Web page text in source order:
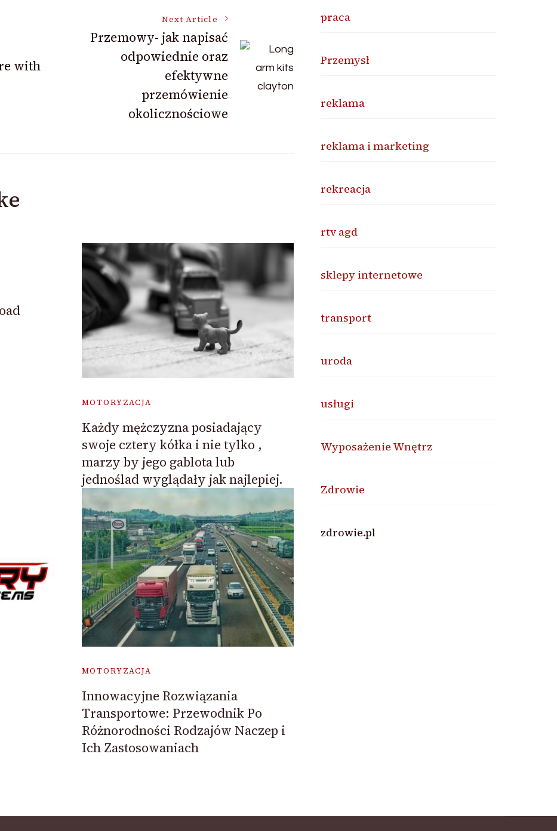
with
Next Article
Przemowy- jak napisać
odpowiednie oraz
efektywne
przemówienie
okolicznościowe
MOTORYZACJA
Każdy mężczyzna posiadający
swoje cztery kółka i nie tylko ,
marzy by jego gablota lub
jednoślad wyglądały jak najlepiej.
MOTORYZACJA
Innowacyjne Rozwiązania
Transportowe: Przewodnik Po
Różnorodności Rodzajów Naczep i
Ich Zastosowaniach
praca
Przemysł
reklama
reklama i marketing
rekreacja
rtv agd
sklepy internetowe
transport
uroda
usługi
Wyposażenie Wnętrz
Zdrowie
zdrowie.pl